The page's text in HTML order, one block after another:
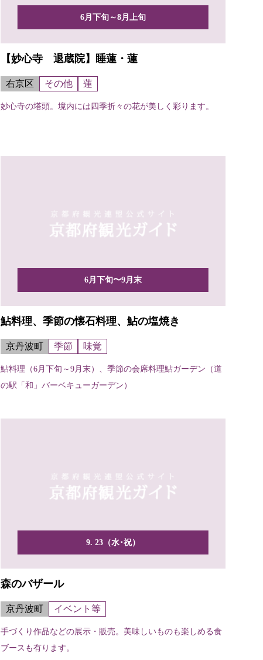
6月下旬～8月上旬
【妙心寺 退蔵院】睡蓮・蓮
右京区 その他 蓮
妙心寺の塔頭。境内には四季折々の花が美しく彩ります。
6月下旬〜9月末
鮎料理、季節の懐石料理、鮎の塩焼き
京丹波町 季節 味覚
鮎料理（6月下旬～9月末）、季節の会席料理鮎ガーデン（道
の駅「和」バーベキューガーデン）
9. 23（水･祝）
森のバザール
京丹波町 イベント等
手づくり作品などの展示・販売。美味しいものも楽しめる食
ブースも有ります。